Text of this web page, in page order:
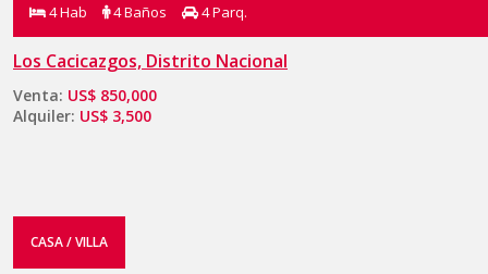
4 Hab 4 Baños 4 Parq.
Los Cacicazgos, Distrito Nacional
Venta: US$ 850,000
Alquiler: US$ 3,500
CASA / VILLA